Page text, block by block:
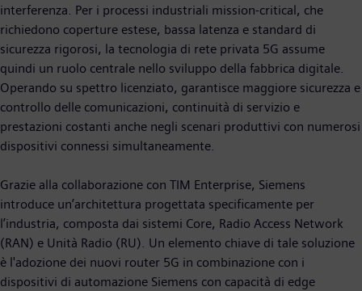
interferenza. Per i processi industriali mission-critical, che
richiedono coperture estese, bassa latenza e standard di
sicurezza rigorosi, la tecnologia di rete privata 5G assume
quindi un ruolo centrale nello sviluppo della fabbrica digitale.
Operando su spettro licenziato, garantisce maggiore sicurezza e
controllo delle comunicazioni, continuità di servizio e
prestazioni costanti anche negli scenari produttivi con numerosi
dispositivi connessi simultaneamente.
Grazie alla collaborazione con TIM Enterprise, Siemens
introduce un’architettura progettata specificamente per
l’industria, composta dai sistemi Core, Radio Access Network
(RAN) e Unità Radio (RU). Un elemento chiave di tale soluzione
è l'adozione dei nuovi router 5G in combinazione con i
dispositivi di automazione Siemens con capacità di edge